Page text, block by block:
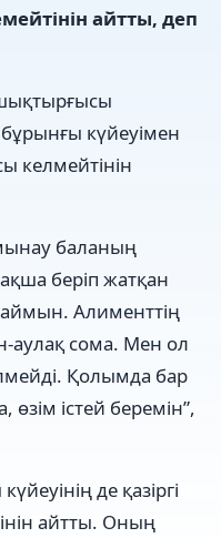
айтты, деп
күйеуімен
келмейтінін
баланың
беріп жатқан
Алименттің
аулақ сома. Мен ол
Қолымда бар
өзім істей беремін”,
де қазіргі
айтты. Оның